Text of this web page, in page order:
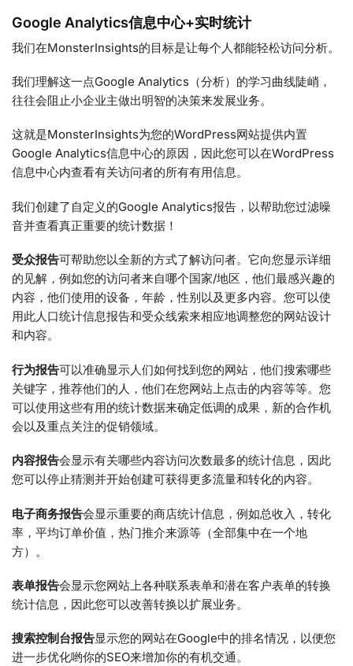
Google Analytics信息中心+实时统计
我们在MonsterInsights的目标是让每个人都能轻松访问分析。
我们理解这一点Google Analytics（分析）的学习曲线陡峭，
往往会阻止小企业主做出明智的决策来发展业务。
这就是MonsterInsights为您的WordPress网站提供内置
Google Analytics信息中心的原因，因此您可以在WordPress
信息中心内查看有关访问者的所有有用信息。
我们创建了自定义的Google Analytics报告，以帮助您过滤噪
音并查看真正重要的统计数据！
受众报告可帮助您以全新的方式了解访问者。它向您显示详细
的见解，例如您的访问者来自哪个国家/地区，他们最感兴趣的
内容，他们使用的设备，年龄，性别以及更多内容。您可以使
用此人口统计信息报告和受众线索来相应地调整您的网站设计
和内容。
行为报告可以准确显示人们如何找到您的网站，他们搜索哪些
关键字，推荐他们的人，他们在您网站上点击的内容等等。您
可以使用这些有用的统计数据来确定低调的成果，新的合作机
会以及重点关注的促销领域。
内容报告会显示有关哪些内容访问次数最多的统计信息，因此
您可以停止猜测并开始创建可获得更多流量和转化的内容。
电子商务报告会显示重要的商店统计信息，例如总收入，转化
率，平均订单价值，热门推介来源等（全部集中在一个地
方）。
表单报告会显示您网站上各种联系表单和潜在客户表单的转换
统计信息，因此您可以改善转换以扩展业务。
搜索控制台报告显示您的网站在Google中的排名情况，以便您
进一步优化哟你的SEO来增加你的有机交通。